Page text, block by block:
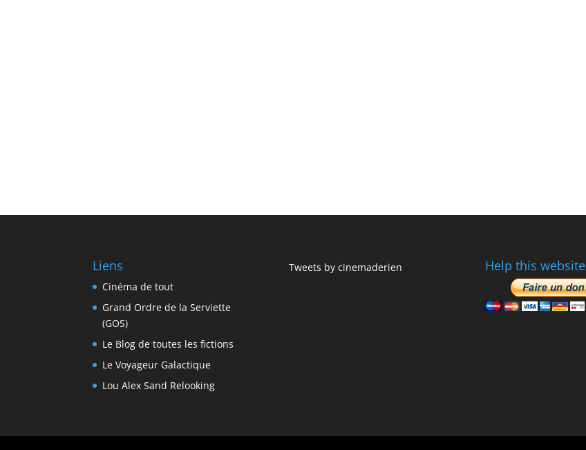
Liens
Cinéma de tout
Grand Ordre de la Serviette
(GOS)
Le Blog de toutes les fictions
Le Voyageur Galactique
Lou Alex Sand Relooking
Tweets by cinemaderien Help this website